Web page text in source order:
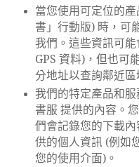
當您使用可定位的
書」行動版) 時，可
我們。這些資訊可
GPS 資料)，但也可
分地址以查詢鄰近
我們的特定產品和
書服 提供的內容。
們會記錄您的下載
供的個人資訊(例如
您的使用介面)。